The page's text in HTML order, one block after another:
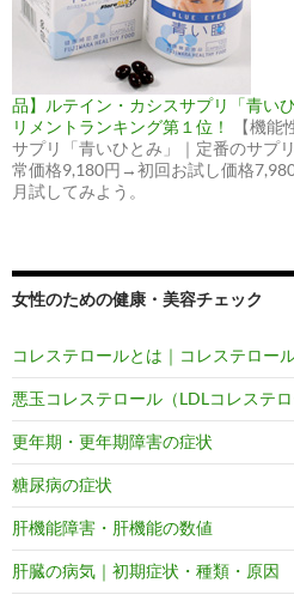
品】ルテイン・カシスサプリ「青い
リメントランキング第１位！
【機能
サプリ「青いひとみ」｜定番のサプ
常価格9,180円→初回お試し価格
月試してみよう。
女性のための健康・美容チェック
コレステロールとは｜コレステロー
悪玉コレステロール（LDLコレステ
更年期・更年期障害の症状
糖尿病の症状
肝機能障害・肝機能の数値
肝臓の病気｜初期症状・種類・原因